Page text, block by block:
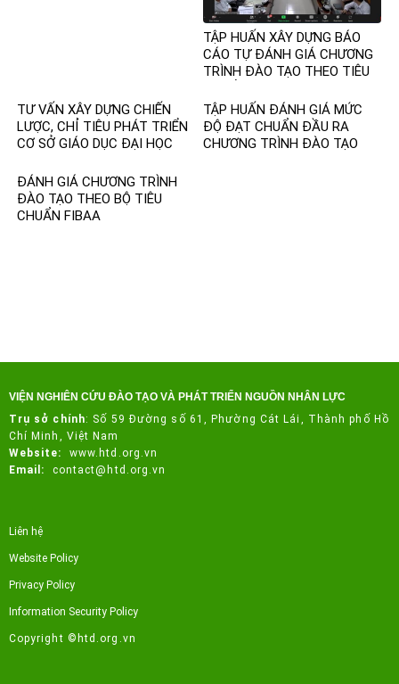
TẬP HUẤN XÂY DỰNG BÁO
CÁO TỰ ĐÁNH GIÁ CHƯƠNG
TRÌNH ĐÀO TẠO THEO TIÊU
TƯ VẤN XÂY DỰNG CHIẾN
LƯỢC, CHỈ TIÊU PHÁT TRIỂN
CƠ SỞ GIÁO DỤC ĐẠI HỌC
TẬP HUẤN ĐÁNH GIÁ MỨC
ĐỘ ĐẠT CHUẨN ĐẦU RA
CHƯƠNG TRÌNH ĐÀO TẠO
ĐÁNH GIÁ CHƯƠNG TRÌNH
ĐÀO TẠO THEO BỘ TIÊU
CHUẨN FIBAA
VIỆN NGHIÊN CỨU ĐÀO TẠO VÀ PHÁT TRIỂN NGUỒN NHÂN LỰC
Trụ sở chính: Số 59 Đường số 61, Phường Cát Lái, Thành phố Hồ
Chí Minh, Việt Nam
Website:
www.htd.org.vn
Email:
contact@htd.org.vn
Liên hệ
Website Policy
Privacy Policy
Information Security Policy
Copyright ©htd.org.vn